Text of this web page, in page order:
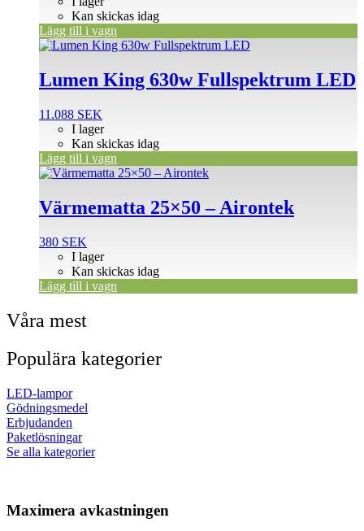
Kan skickas idag
Lägg till i vagn
Lumen King 630w Fullspektrum LED
11.088 SEK
I lager
Kan skickas idag
Lägg till i vagn
Värmematta 25×50 – Airontek
380 SEK
I lager
Kan skickas idag
Lägg till i vagn
Våra mest
Populära kategorier
LED-lampor
Gödningsmedel
Erbjudanden
Paketlösningar
Se alla kategorier
Maximera avkastningen